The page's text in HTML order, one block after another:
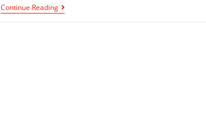
Continue Reading